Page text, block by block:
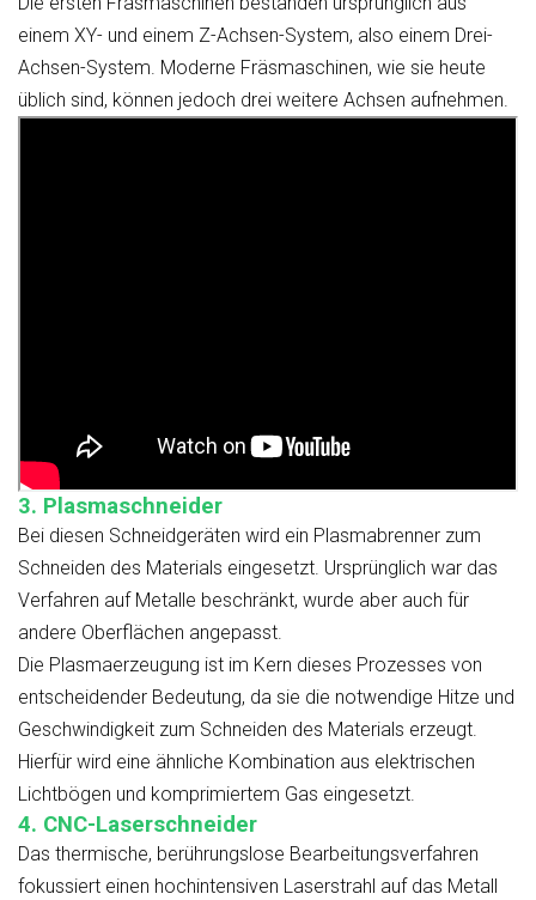
einem XY- und einem Z-Achsen-System, also einem Drei-
Achsen-System. Moderne Fräsmaschinen, wie sie heute
üblich sind, können jedoch drei weitere Achsen aufnehmen.
3. Plasmaschneider
Bei diesen Schneidgeräten wird ein Plasmabrenner zum
Schneiden des Materials eingesetzt. Ursprünglich war das
Verfahren auf Metalle beschränkt, wurde aber auch für
andere Oberflächen angepasst.
Die Plasmaerzeugung ist im Kern dieses Prozesses von
entscheidender Bedeutung, da sie die notwendige Hitze und
Geschwindigkeit zum Schneiden des Materials erzeugt.
Hierfür wird eine ähnliche Kombination aus elektrischen
Lichtbögen und komprimiertem Gas eingesetzt.
4. CNC-Laserschneider
Das thermische, berührungslose Bearbeitungsverfahren
fokussiert einen hochintensiven Laserstrahl auf das Metall